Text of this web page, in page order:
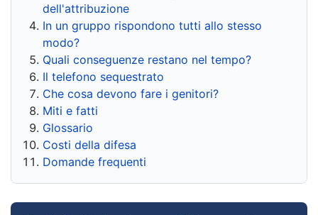
dell'attribuzione
In un gruppo rispondono tutti allo stesso
modo?
Quali conseguenze restano nel tempo?
Il telefono sequestrato
Che cosa devono fare i genitori?
Miti e fatti
Glossario
Costi della difesa
Domande frequenti